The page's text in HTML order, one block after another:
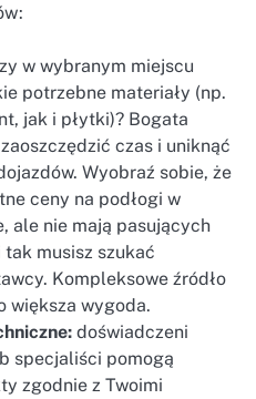
w wybranym miejscu
potrzebne materiały (np.
jak i płytki)? Bogata
czas i uniknąć
Wyobraź sobie, że
ceny na podłogi w
ale nie mają pasujących
tak musisz szukać
Kompleksowe źródło
większa wygoda.
doświadczeni
specjaliści pomogą
zgodnie z Twoimi